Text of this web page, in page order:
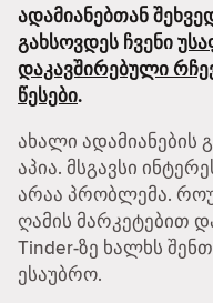
ადამიანებთან
გახსოვდეს ჩვენი
დაკავშირებული
წესები.
ახალი ადამიანების
აპია. მსგავსი
არაა პრობლემა.
ღამის მარკეტებით
Tinder-ზე ხალხს
ესაუბრო.